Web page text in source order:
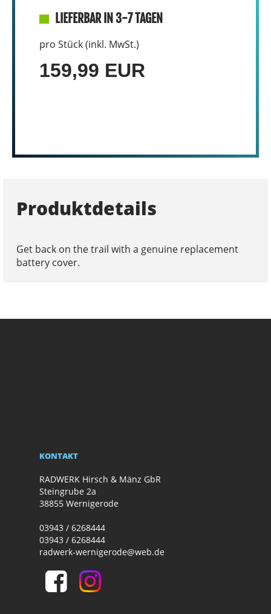
LIEFERBAR IN 3-7 TAGEN
pro Stück (inkl. MwSt.)
159,99 EUR
Produktdetails
Get back on the trail with a genuine replacement
battery cover.
KONTAKT
RADWERK Hirsch & Mänz GbR
Steingrube 2a
38855 Wernigerode
03943 / 6268444
03943 / 6268444
radwerk-wernigerode@web.de